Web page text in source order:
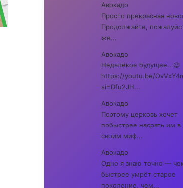
Авокадо
Просто прекрасная
Продолжайте,
же...
Авокадо
Недалёкое будущее...😉
https://youtu.be/
si=Dfu2JH...
Авокадо
Поэтому церковь хочет
побыстрее насрать им в
своим миф...
Авокадо
Одно я знаю точно —
быстрее умрёт старое
поколение, чем...